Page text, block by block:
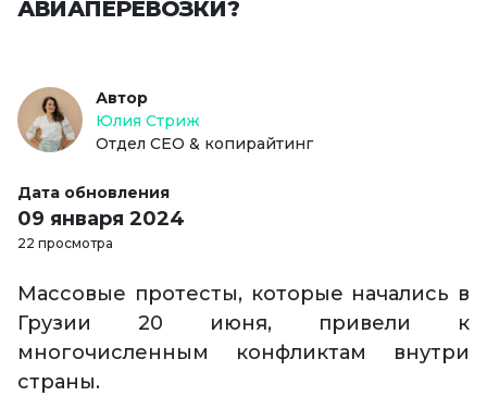
АВИАПЕРЕВОЗКИ?
Автор
Юлия Стриж
Отдел СЕО & копирайтинг
Дата обновления
09 января 2024
22 просмотра
Массовые протесты, которые начались в
Грузии 20 июня, привели к
многочисленным конфликтам внутри
страны.